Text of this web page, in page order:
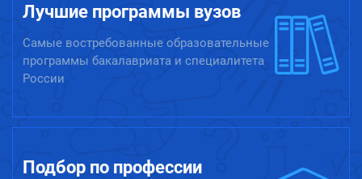
Лучшие программы вузов
Самые востребованные образовательные
программы бакалавриата и специалитета
России
Подбор по профессии